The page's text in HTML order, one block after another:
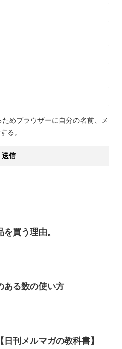
めブラウザーに自分の名前、メ
る。
買う理由。
ある数の使い方
刊メルマガの教科書】